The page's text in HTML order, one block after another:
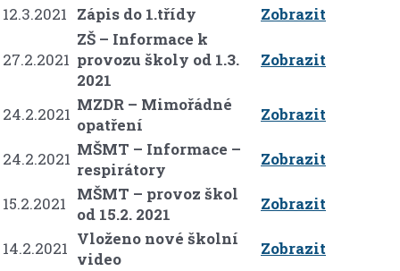
12.3.2021 Zápis do 1.třídy Zobrazit
27.2.2021
ZŠ – Informace k
provozu školy od 1.3.
2021
Zobrazit
24.2.2021 MZDR – Mimořádné
opatření
Zobrazit
24.2.2021 MŠMT – Informace –
respirátory
Zobrazit
15.2.2021
MŠMT – provoz škol
od 15.2. 2021
Zobrazit
14.2.2021 Vloženo nové školní
video
Zobrazit